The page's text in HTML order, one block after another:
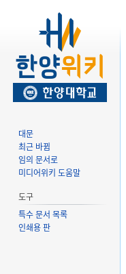
대문
최근 바뀜
임의 문서로
미디어위키 도움말
도구
특수 문서 목록
인쇄용 판